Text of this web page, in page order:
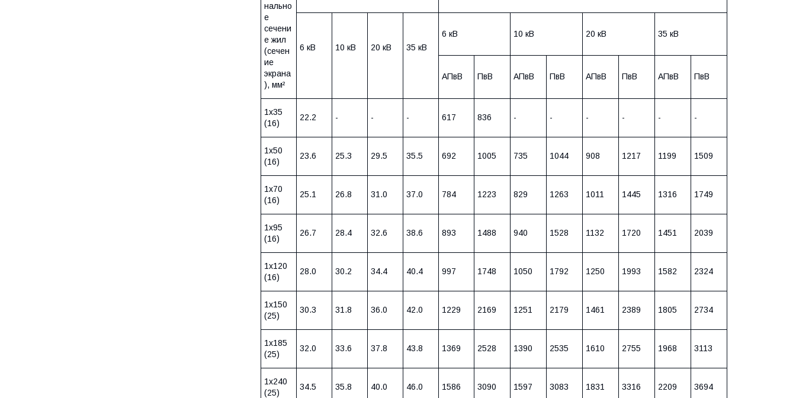
нально
е
сечени
е жил
(сечен
ие
экрана
), мм²
6 кВ 10 кВ 20 кВ 35 кВ
6 кВ 10 кВ 20 кВ 35 кВ
АПвВ ПвВ АПвВ ПвВ АПвВ ПвВ АПвВ ПвВ
1х35
(16)
22.2 - - - 617 836 - - - - - -
1х50
(16)
23.6 25.3 29.5 35.5 692 1005 735 1044 908 1217 1199 1509
1х70
(16)
25.1 26.8 31.0 37.0 784 1223 829 1263 1011 1445 1316 1749
1х95
(16)
26.7 28.4 32.6 38.6 893 1488 940 1528 1132 1720 1451 2039
1х120
(16)
28.0 30.2 34.4 40.4 997 1748 1050 1792 1250 1993 1582 2324
1х150
(25)
30.3 31.8 36.0 42.0 1229 2169 1251 2179 1461 2389 1805 2734
1х185
(25)
32.0 33.6 37.8 43.8 1369 2528 1390 2535 1610 2755 1968 3113
1х240
(25)
34.5 35.8 40.0 46.0 1586 3090 1597 3083 1831 3316 2209 3694